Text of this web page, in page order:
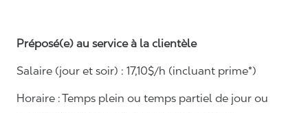
Préposé(e) au service à la clientèle
Salaire (jour et soir) : 17,10$/h (incluant prime*)
Horaire :Temps plein ou temps partiel de jour ou